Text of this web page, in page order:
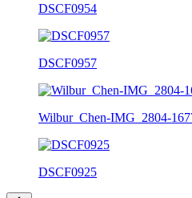
DSCF0954
DSCF0957
Wilbur_Chen-IMG_2804-
DSCF0925